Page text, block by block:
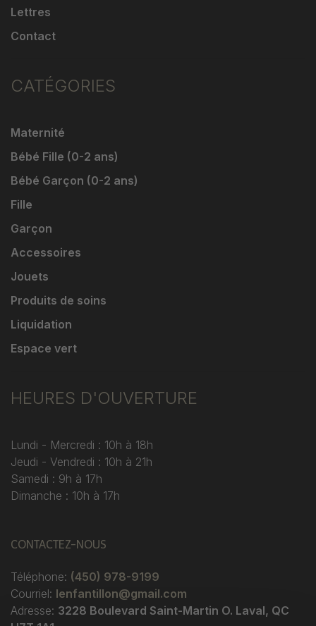
Lettres
Contact
CATÉGORIES
Maternité
Bébé Fille (0-2 ans)
Bébé Garçon (0-2 ans)
Fille
Garçon
Accessoires
Jouets
Produits de soins
Liquidation
Espace vert
HEURES D'OUVERTURE
Lundi - Mercredi : 10h à 18h
Jeudi - Vendredi : 10h à 21h
Samedi : 9h à 17h
Dimanche : 10h à 17h
CONTACTEZ-NOUS
Téléphone: (450) 978-9199
Courriel: lenfantillon@gmail.com
Adresse: 3228 Boulevard Saint-Martin O. Laval, QC